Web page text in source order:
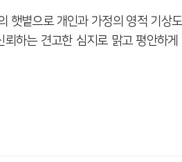
햇볕으로 개인과 가정의 영적 기상
하는 견고한 심지로 맑고 평안하게